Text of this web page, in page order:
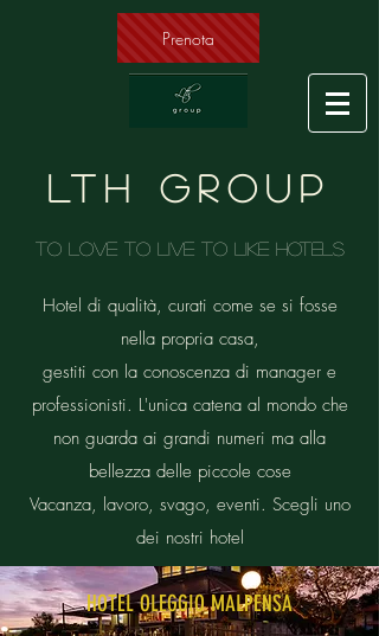
Prenota
LTH GROUP
TO LOVE TO LIVE TO LIKE HOTELS
Hotel di qualità, curati come se si fosse
nella propria casa,
gestiti con la conoscenza di manager e
professionisti. L'unica catena al mondo che
non guarda ai grandi numeri ma alla
bellezza delle piccole cose
Vacanza, lavoro, svago, eventi. Scegli uno
dei nostri hotel
HOTEL OLEGGIO MALPENSA